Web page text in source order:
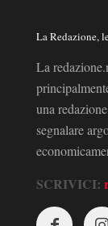
La Redazione,
La
una
segnalare
SCRIVICI: